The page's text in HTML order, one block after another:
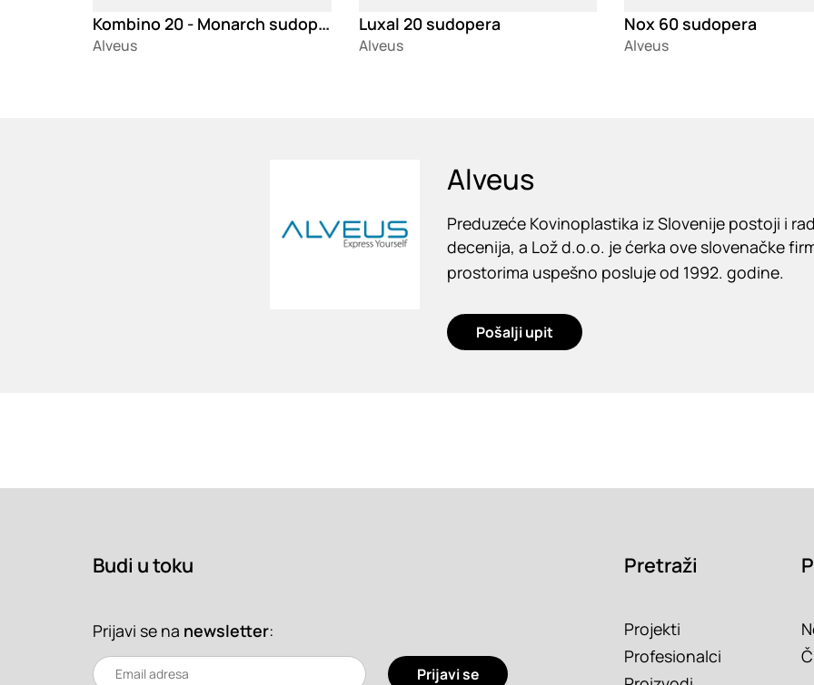
Kombino 20 - Monarch sudopera
Alveus
Luxal 20 sudopera
Alveus
Nox 60 sudopera
Alveus
Alveus
Preduzeće Kovinoplastika iz Slovenije postoji i
decenija, a Lož d.o.o. je ćerka ove slovenačke
prostorima uspešno posluje od 1992. godine.
Pošalji upit
Budi u toku
Prijavi se na newsletter:
Prijavi se
Pretraži
Projekti
Profesionalci